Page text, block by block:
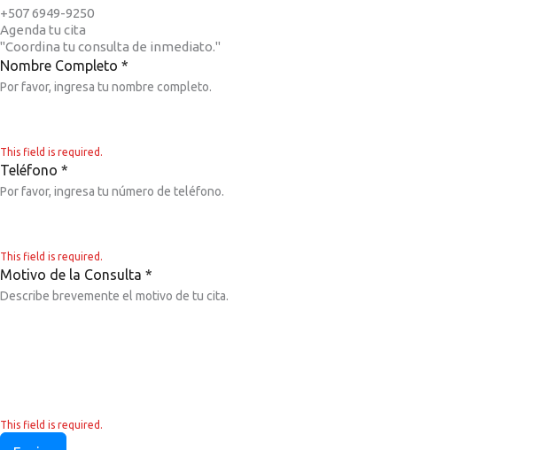
+507 6949-9250
Agenda tu cita
"Coordina tu consulta de inmediato."
Nombre Completo *
Por favor, ingresa tu nombre completo.
This field is required.
Teléfono *
Por favor, ingresa tu número de teléfono.
This field is required.
Motivo de la Consulta *
Describe brevemente el motivo de tu cita.
This field is required.